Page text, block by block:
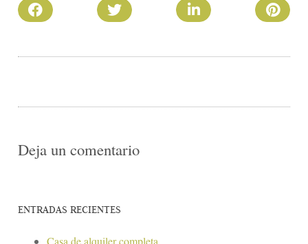
Deja un comentario
ENTRADAS RECIENTES
Casa de alquiler completa